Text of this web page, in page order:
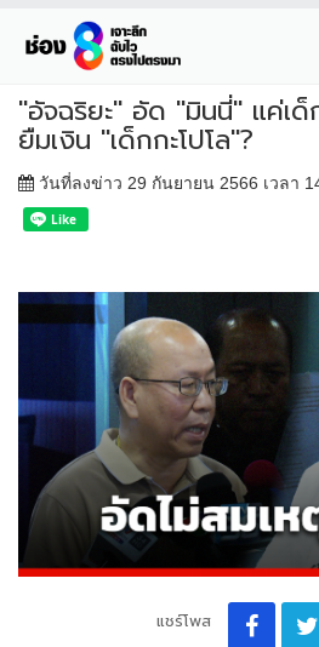
"อัจฉริยะ" อัด "มินนี่" แค่เด็
ยืมเงิน "เด็กกะโปโล"?
วันที่ลงข่าว 29 กันยายน 2566 เวลา
แชร์โพส